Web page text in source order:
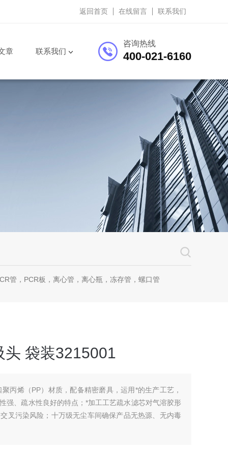
返回首页 在线留言 联系我们
咨询热线
400-021-6160
章 联系我们
管，PCR板，离心管，离心瓶，冻存管，螺口管
头 袋装3215001
丙烯（PP）材质，配备精密磨具，运用*的生产工艺，
强、疏水性良好的特点；*加工工艺疏水滤芯对气溶胶形
叉污染风险；十万级无尘车间确保产品无热源、无内毒